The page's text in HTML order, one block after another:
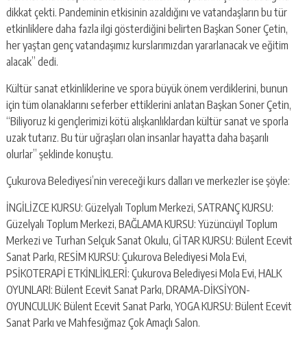
dikkat çekti. Pandeminin etkisinin azaldığını ve vatandaşların bu tür
etkinliklere daha fazla ilgi gösterdiğini belirten Başkan Soner Çetin,
her yaştan genç vatandaşımız kurslarımızdan yararlanacak ve eğitim
alacak” dedi.
Kültür sanat etkinliklerine ve spora büyük önem verdiklerini, bunun
için tüm olanaklarını seferber ettiklerini anlatan Başkan Soner Çetin,
“Biliyoruz ki gençlerimizi kötü alışkanlıklardan kültür sanat ve sporla
uzak tutarız. Bu tür uğraşları olan insanlar hayatta daha başarılı
olurlar” şeklinde konuştu.
Çukurova Belediyesi’nin vereceği kurs dalları ve merkezler ise şöyle:
İNGİLİZCE KURSU: Güzelyalı Toplum Merkezi, SATRANÇ KURSU:
Güzelyalı Toplum Merkezi, BAĞLAMA KURSU: Yüzüncüyıl Toplum
Merkezi ve Turhan Selçuk Sanat Okulu, GİTAR KURSU: Bülent Ecevit
Sanat Parkı, RESİM KURSU: Çukurova Belediyesi Mola Evi,
PSİKOTERAPİ ETKİNLİKLERİ: Çukurova Belediyesi Mola Evi, HALK
OYUNLARI: Bülent Ecevit Sanat Parkı, DRAMA-DİKSİYON-
OYUNCULUK: Bülent Ecevit Sanat Parkı, YOGA KURSU: Bülent Ecevit
Sanat Parkı ve Mahfesığmaz Çok Amaçlı Salon.